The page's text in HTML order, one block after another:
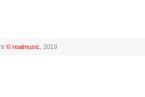
© realmusic , 2019